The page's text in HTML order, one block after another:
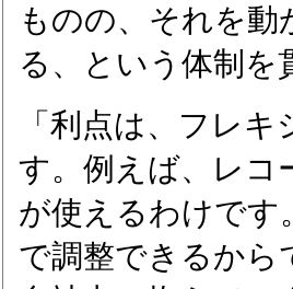
ものの、それを
る、という体制を
「利点は、フレ
す。例えば、レコ
が使えるわけです
で調整できるから